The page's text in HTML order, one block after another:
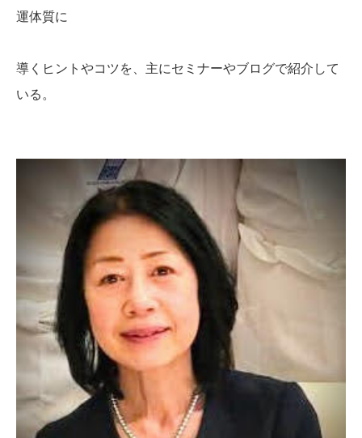
運体質に
導くヒントやコツを、主にセミナーやブログで紹介して
いる。